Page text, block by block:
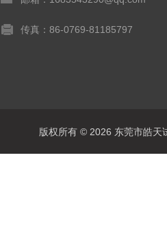
传真：86-0769-81185797
版权所有 © 2026 东莞市皓